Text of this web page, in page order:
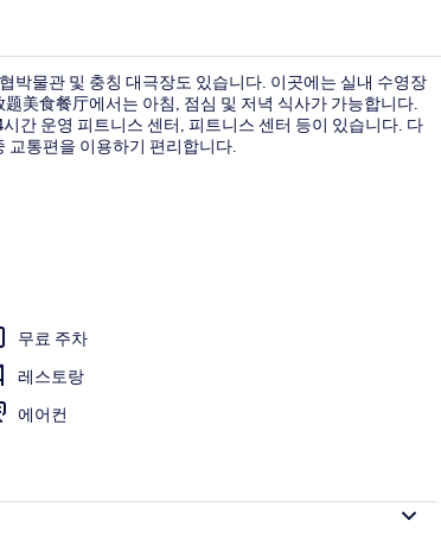
박물관 및 충칭 대극장도 있습니다. 이곳에는 실내 수영장
美食餐厅에서는 아침, 점심 및 저녁 식사가 가능합니다.
간 운영 피트니스 센터, 피트니스 센터 등이 있습니다. 다
교통편을 이용하기 편리합니다.
무료 주차
레스토랑
에어컨